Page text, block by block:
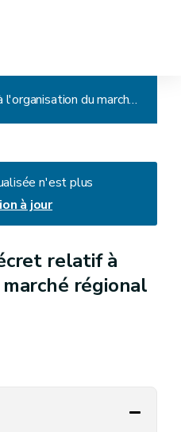
Décret relatif à l'organisation du marché régional de l'électricité
n'est plus
à jour
relatif à
régional